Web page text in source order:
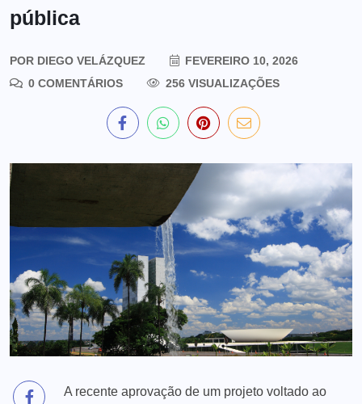
pública
POR DIEGO VELÁZQUEZ
FEVEREIRO 10, 2026
0 COMENTÁRIOS
256 VISUALIZAÇÕES
A recente aprovação de um projeto voltado ao